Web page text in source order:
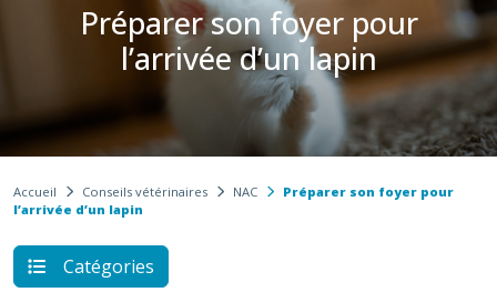
Préparer son foyer pour
l’arrivée d’un lapin​
Accueil Conseils vétérinaires NAC
Préparer son foyer pour
l’arrivée d’un lapin​
Catégories